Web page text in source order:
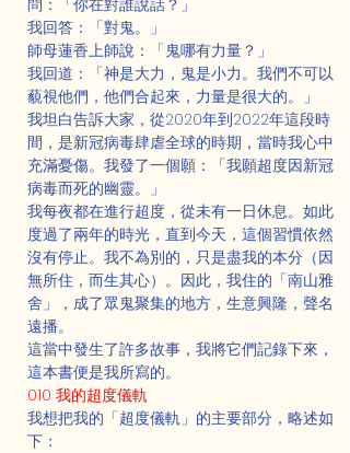
問：「你在對誰說話？」
我回答：「對鬼。」
師母蓮香上師說：「鬼哪有力量？」
我回道：「神是大力，鬼是小力。我們不可以
藐視他們，他們合起來，力量是很大的。」
我坦白告訴大家，從2020年到2022年這段時
間，是新冠病毒肆虐全球的時期，當時我心中
充滿憂傷。我發了一個願：「我願超度因新冠
病毒而死的幽靈。」
我每夜都在進行超度，從未有一日休息。如此
度過了兩年的時光，直到今天，這個習慣依然
沒有停止。我不為別的，只是盡我的本分（因
無所住，而生其心）。因此，我住的「南山雅
舍」，成了眾鬼聚集的地方，生意興隆，聲名
遠播。
這當中發生了許多故事，我將它們記錄下來，
這本書便是我所寫的。
010 我的超度儀軌
我想把我的「超度儀軌」的主要部分，略述如
下：